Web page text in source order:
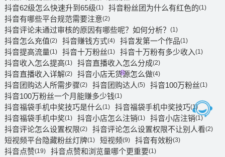
抖音62级怎么快速升到65级(1) 抖音粉丝团为什么有红色的(1)
抖音有哪些平台规范需要注意(2)
抖音评论未通过审核的原因有哪些呢？如何分析？ (1)
抖音怎么充值(2) 抖音赚钱方式(4) 抖音发第一个作品(1)
抖音提高流量(1) 抖音十万粉丝(1) 抖音十万粉有多少收入(1)
抖音收入怎么提高(1) 抖音直播收入怎么分成(2)
抖音直播收入详解(2) 抖音小店无货源怎么做(4)
抖音团购达人所需步骤(2) 抖音团购达人(5) 抖音100万粉丝(1)
抖音100万粉丝一个月能赚多少钱(1)
抖音福袋手机中奖技巧是什么(1) 抖音福袋手机中奖技巧(1)
抖音福袋手机中奖(1) 抖音小店怎么注销(1) 抖音小店注销(1)
抖音评论怎么设置权限(2) 抖音评论怎么设置权限不让别人看(2)
短视频平台隐藏粉丝灯牌(1) 短视频(9) 抖音有效粉(3)
抖音点赞(19) 抖音点赞和浏览量哪个更重要(1)